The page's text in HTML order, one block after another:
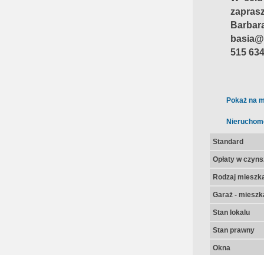
515
Pokaż na
Standard
Opłaty w
Rodzaj
Garaż -
Stan lokalu
Stan prawny
Okna